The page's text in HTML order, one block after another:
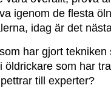
igenom de flesta
idag är det
har gjort
öldrickare som har
till experter?